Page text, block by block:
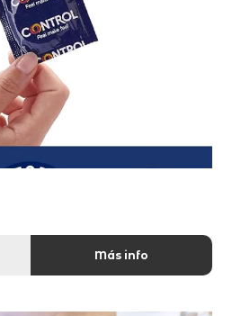
Más info